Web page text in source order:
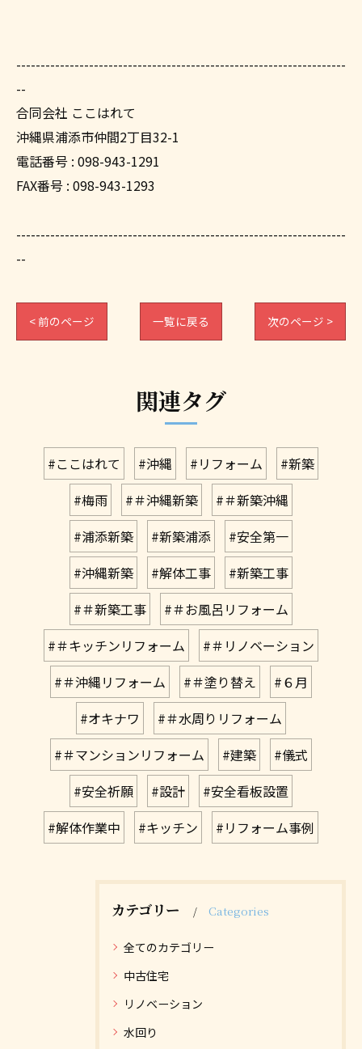
--------------------------------------------------------------------
--
合同会社 ここはれて
沖縄県浦添市仲間2丁目32-1
電話番号 : 098-943-1291
FAX番号 : 098-943-1293
--------------------------------------------------------------------
--
< 前のページ 一覧に戻る 次のページ >
関連タグ
#ここはれて #沖縄 #リフォーム
#新築
#梅雨
#＃沖縄新築
#＃新築沖縄
#浦添新築
#新築浦添
#安全第一
#沖縄新築
#解体工事
#新築工事
#＃新築工事
#＃お風呂リフォーム
#＃キッチンリフォーム
#＃リノベーション
#＃沖縄リフォーム
#＃塗り替え
#６月
#オキナワ
#＃水周りリフォーム
#＃マンションリフォーム
#建築
#儀式
#安全祈願
#設計
#安全看板設置
#解体作業中
#キッチン #リフォーム事例
カテゴリー Categories
全てのカテゴリー
中古住宅
リノベーション
水回り